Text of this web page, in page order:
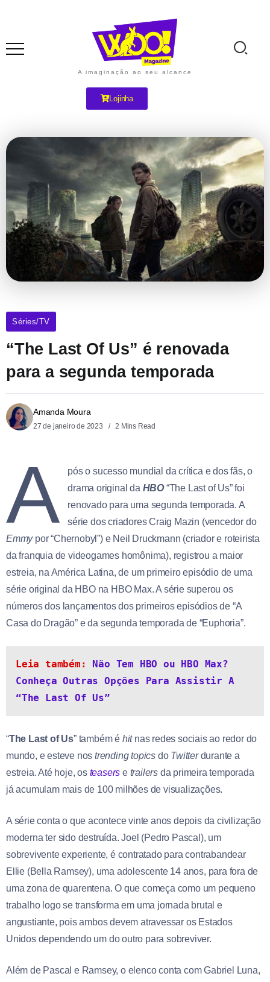
A imaginação ao seu alcance
Lojinha
Séries/TV
“The Last Of Us” é renovada
para a segunda temporada
Amanda Moura
27 de janeiro de 2023 2 Mins Read
A
pós o sucesso mundial da crítica e dos fãs, o
drama original da HBO“The Last of Us” foi
renovado para uma segunda temporada. A
série dos criadores Craig Mazin (vencedor do
Emmypor “Chernobyl”) e Neil Druckmann (criador e roteirista
da franquia de videogames homônima), registrou a maior
estreia, na América Latina, de um primeiro episódio de uma
série original da HBO na HBO Max. A série superou os
números dos lançamentos dos primeiros episódios de “A
Casa do Dragão” e da segunda temporada de “Euphoria”.
Leia também:
Não Tem HBO ou HBO Max?
Conheça Outras Opções Para Assistir A
“The Last Of Us”
“The Last of Us” também é hit nas redes sociais ao redor do
mundo, e esteve nostrending topics do Twitterdurante a
estreia. Até hoje, os teasers e trailers da primeira temporada
já acumulam mais de 100 milhões de visualizações.
A série conta o que acontece vinte anos depois da civilização
moderna ter sido destruída. Joel (Pedro Pascal), um
sobrevivente experiente, é contratado para contrabandear
Ellie (Bella Ramsey), uma adolescente 14 anos, para fora de
uma zona de quarentena. O que começa como um pequeno
trabalho logo se transforma em uma jornada brutal e
angustiante, pois ambos devem atravessar os Estados
Unidos dependendo um do outro para sobreviver.
Além de Pascal e Ramsey, o elenco conta com Gabriel Luna,